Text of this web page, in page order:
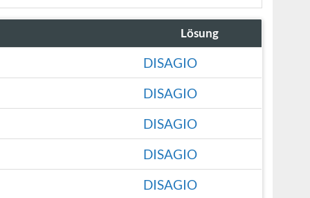
Lösung
DISAGIO
DISAGIO
DISAGIO
DISAGIO
DISAGIO